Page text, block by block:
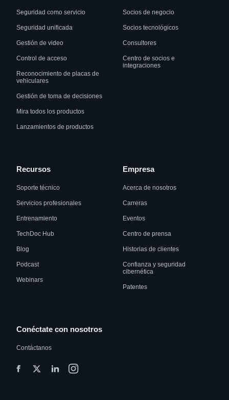
Seguridad como servicio
Seguridad unificada
Gestión de video
Control de acceso
Reconocimiento de placas de
vehiculares
Gestión de toma de decisiones
Mira todos los productos
Lanzamientos de productos
Socios de negocio
Socios tecnológicos
Consultores
Centro de socios e
integraciones
Recursos
Soporte técnico
Servicios profesionales
Entrenamiento
TechDoc Hub
Blog
Podcast
Webinars
Empresa
Acerca de nosotros
Carreras
Eventos
Centro de prensa
Historias de clientes
Confianza y seguridad
cibernética
Patentes
Conéctate con nosotros
Contáctanos